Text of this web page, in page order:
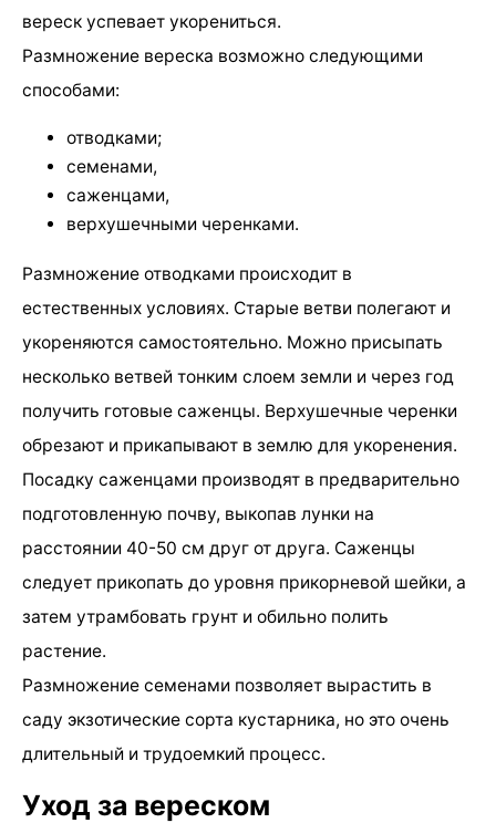
вереск успевает укорениться.
Размножение вереска возможно следующими
способами:
отводками;
семенами,
саженцами,
верхушечными черенками.
Размножение отводками происходит в
естественных условиях. Старые ветви полегают и
укореняются самостоятельно. Можно присыпать
несколько ветвей тонким слоем земли и через год
получить готовые саженцы. Верхушечные черенки
обрезают и прикапывают в землю для укоренения.
Посадку саженцами производят в предварительно
подготовленную почву, выкопав лунки на
расстоянии 40-50 см друг от друга. Саженцы
следует прикопать до уровня прикорневой шейки, а
затем утрамбовать грунт и обильно полить
растение.
Размножение семенами позволяет вырастить в
саду экзотические сорта кустарника, но это очень
длительный и трудоемкий процесс.
Уход за вереском